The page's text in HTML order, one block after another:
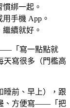
慣綁一起。
用手機 App。
繼續就好。
「寫一點點就
天寫很多（門檻高
前、早上），跟
、方便寫——「把